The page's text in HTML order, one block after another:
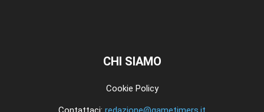
CHI SIAMO
Cookie Policy